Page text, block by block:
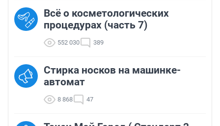
Всё о косметологических
процедурах (часть 7)
552 030 389
Стирка носков на машинке-
автомат
8 868 47